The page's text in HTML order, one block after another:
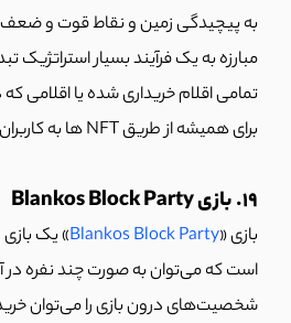
به پیچیدگی زمین و نقاط قوت و
مبارزه به یک فرآیند بسیار
تمامی اقلام خریداری شده یا
برای همیشه از طریق NFT ها به کاربران تعلق می‌گیرد.
19. بازی Blankos Block Party
بازی «Blankos Block Party
است که می‌توان به صورت چند نفره
شخصیت‌های درون بازی را می‌توان